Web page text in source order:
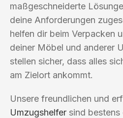
maßgeschneiderte
deine Anforderungen
helfen dir beim Verpacken
deiner Möbel und anderer
stellen sicher, dass alles
am Zielort ankommt.
Unsere freundlichen und
Umzugshelfer sind